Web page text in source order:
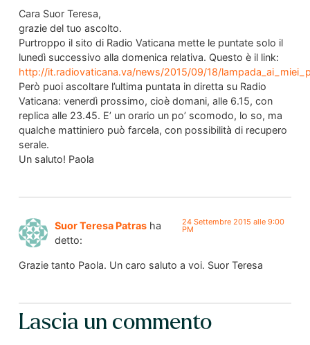
Cara Suor Teresa,
grazie del tuo ascolto.
Purtroppo il sito di Radio Vaticana mette le puntate solo il
lunedì successivo alla domenica relativa. Questo è il link:
http://it.radiovaticana.va/news/2015/09/18/
Però puoi ascoltare l’ultima puntata in diretta su Radio
Vaticana: venerdì prossimo, cioè domani, alle 6.15, con
replica alle 23.45. E’ un orario un po’ scomodo, lo so, ma
qualche mattiniero può farcela, con possibilità di recupero
serale.
Un saluto! Paola
Suor Teresa Patras ha
detto:
24 Settembre 2015 alle 9:00
PM
Grazie tanto Paola. Un caro saluto a voi. Suor Teresa
Lascia un commento